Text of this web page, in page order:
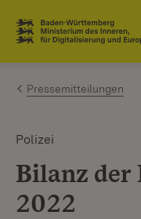
Zum Inhalt
Link zur Startseite
Pressemitteilungen
Polizei
Bilanz
2022